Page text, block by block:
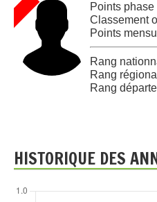
Points phase
Classement
Points
Rang
Rang
Rang
HISTORIQUE DES